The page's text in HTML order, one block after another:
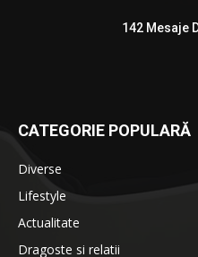
142 Mesaje
CATEGORIE POPULARĂ
Diverse
Lifestyle
Actualitate
Dragoste si relatii